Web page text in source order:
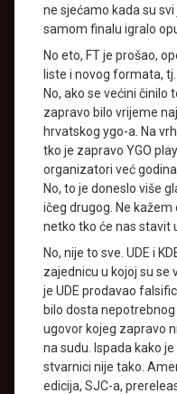
ne sjećamo kada su
samom finalu igralo
No eto, FT je prošao,
liste i novog formata,
No, ako se većini činilo
zapravo bilo vrijeme
hrvatskog ygo-a. Na
tko je zapravo YGO
organizatori već
No, to je doneslo više
ičeg drugog. Ne
netko tko će nas stavit
No, nije to sve. UDE i
zajednicu u kojoj su se
je UDE prodavao
bilo dosta
ugovor kojeg zapravo
na sudu. Ispada kako
stvarnici nije tako.
edicija, SJC-a,